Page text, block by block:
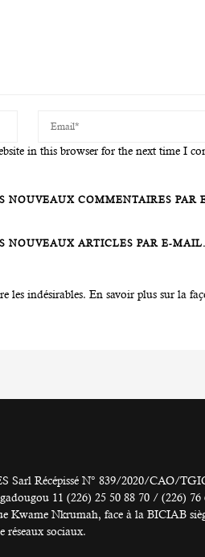
in this browser for the next time I
NOUVEAUX COMMENTAIRES PAR
NOUVEAUX ARTICLES PAR E-MAIL.
les indésirables. En savoir plus sur la
Sarl Récépissé N° 839/2020/CAO/
11 (226) 25 50 88 70 / (226) 76
Kwame Nkrumah, face à la BICIAB
réseaux sociaux.